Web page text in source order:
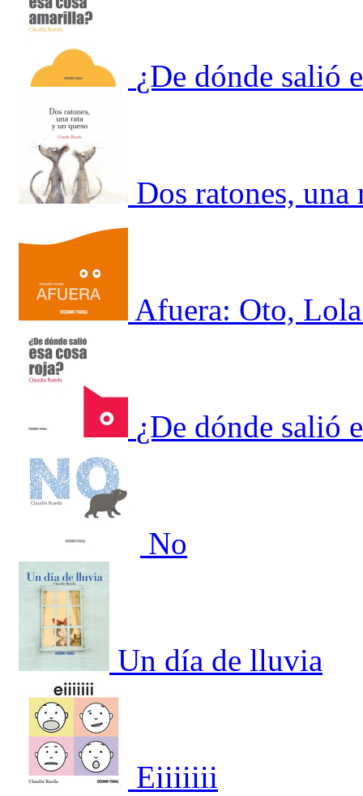
¿De dónde salió
Dos ratones, una
Afuera: Oto,
¿De dónde salió
No
Un día de lluvia
Eiiiiiii